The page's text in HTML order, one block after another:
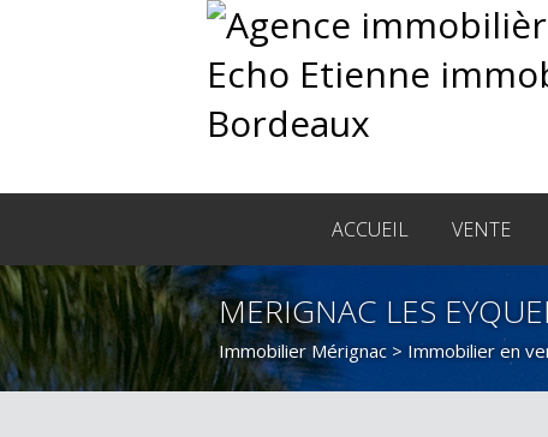
ACCUEIL VENTE
MERIGNAC LES
Immobilier Mérignac > Immobilier en